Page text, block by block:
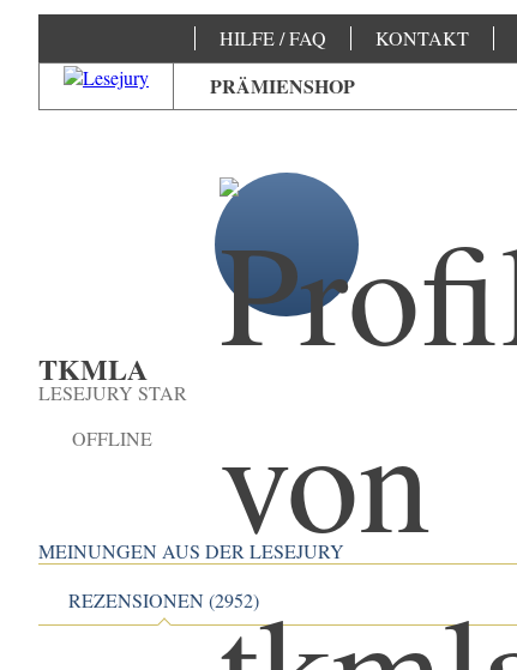
HILFE / FAQ KONTAKT
PRÄMIENSHOP
TKMLA
LESEJURY STAR
OFFLINE
MEINUNGEN AUS DER LESEJURY
REZENSIONEN (2952)